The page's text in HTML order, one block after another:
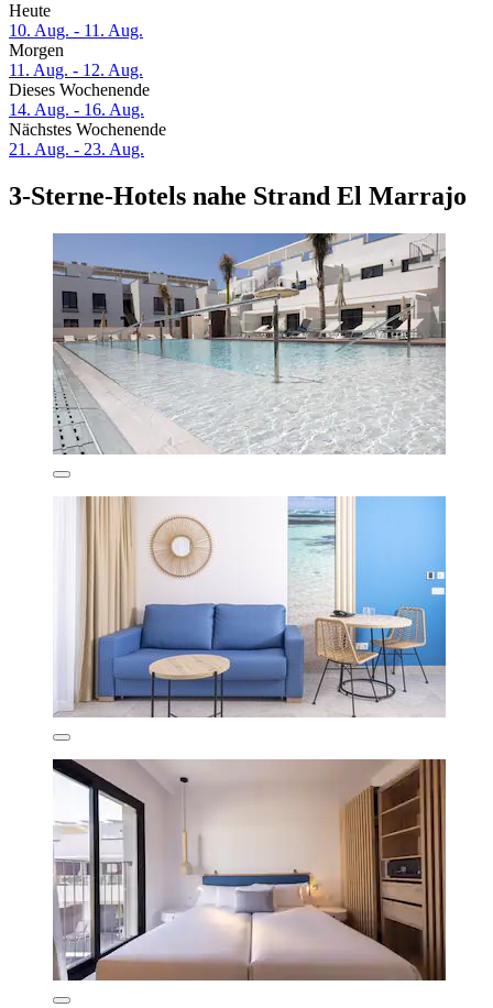
Heute
10. Aug. - 11. Aug.
Morgen
11. Aug. - 12. Aug.
Dieses Wochenende
14. Aug. - 16. Aug.
Nächstes Wochenende
21. Aug. - 23. Aug.
3-Sterne-Hotels nahe Strand El Marrajo